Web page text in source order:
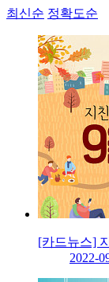
최신순 정확도순
[카드뉴스]
2022-